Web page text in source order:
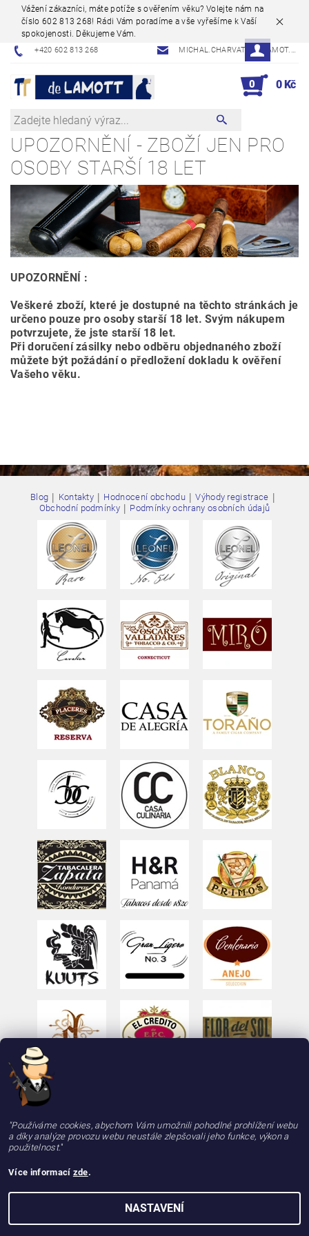
Vážení zákazníci, máte potíže s ověřením věku? Volejte nám na
číslo 602 813 268! Rádi Vám poradíme a vše vyřešíme k Vaší
spokojenosti. Děkujeme Vám.
+420 602 813 268 MICHAL.CHARVAT@DELAMOT.CZ
0 0 Kč
UPOZORNĚNÍ - ZBOŽÍ JEN PRO
OSOBY STARŠÍ 18 LET
UPOZORNĚNÍ :
Veškeré zboží, které je dostupné na těchto stránkách je
určeno pouze pro osoby starší 18 let. Svým nákupem
potvrzujete, že jste starší 18 let.
Při doručení zásilky nebo odběru objednaného zboží
můžete být požádání o předložení dokladu k ověření
Vašeho věku.
Blog Kontakty Hodnocení obchodu Výhody registrace
Obchodní podmínky Podmínky ochrany osobních údajů
2026 © deLAMOTT, e-shop - doutniky24.cz, doutníky se zárukou 100% kvality, rychle a
"Používáme cookies, abychom Vám umožnili pohodlné prohlížení webu
a díky analýze provozu webu neustále zlepšovali jeho funkce, výkon a
použitelnost."
Více informací zde.
NASTAVENÍ